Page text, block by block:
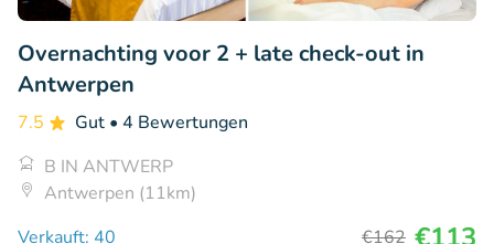
Overnachting voor 2 + late check-out in
Antwerpen
7.5 Gut • 4 Bewertungen
B IN ANTWERP
Antwerpen (11km)
Verkauft: 40
€162